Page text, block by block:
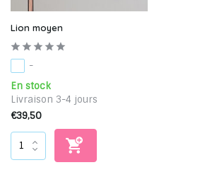
Lion moyen
-
En stock
Livraison 3-4 jours
€39,50